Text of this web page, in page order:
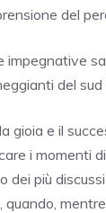
del
impegnative
del sud
gioia e il
i momenti
dei più
quando,